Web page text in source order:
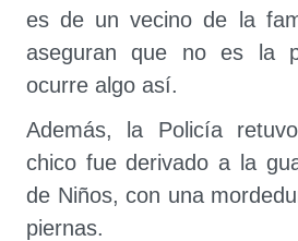
es de un vecino de la
aseguran que no es la
ocurre algo así.
Además, la Policía
chico fue derivado a la
de Niños, con una
piernas.